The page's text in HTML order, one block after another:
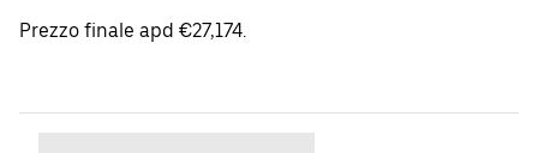
Prezzo finale apd €27,174.